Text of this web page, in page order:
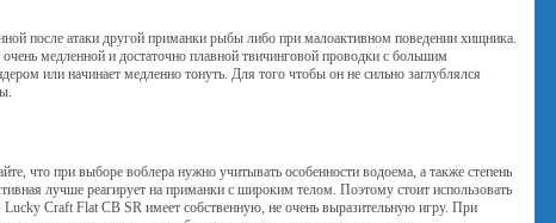
после атаки другой приманки рыбы либо при малоактивном поведении хищника.
медленной и достаточно плавной твичинговой проводки с большим
или начинает медленно тонуть. Для того чтобы он не сильно заглублялся
что при выборе воблера нужно учитывать особенности водоема, а также степень
лучше реагирует на приманки с широким телом. Поэтому стоит использовать
Craft Flat CB SR имеет собственную, не очень выразительную игру. При